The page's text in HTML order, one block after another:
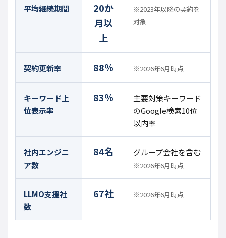
平均継続期間
20か
月以
上
※2023年以降の契約を
対象
契約更新率 88％ ※2026年6月時点
キーワード上
位表示率
83％
主要対策キーワード
のGoogle検索10位
以内率
社内エンジニ
ア数
84名 グループ会社を含む
※2026年6月時点
LLMO支援社
数
67社 ※2026年6月時点